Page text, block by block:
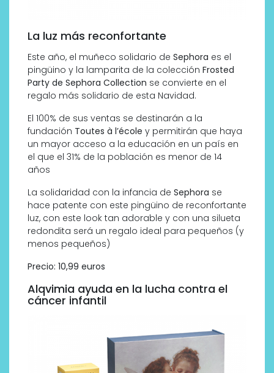
La luz más reconfortante
Este año, el muñeco solidario de Sephora es el
pingüino y la lamparita de la colección Frosted
Party de Sephora Collection se convierte en el
regalo más solidario de esta Navidad.
El 100% de sus ventas se destinarán a la
fundación Toutes à l’école y permitirán que haya
un mayor acceso a la educación en un país en
el que el 31% de la población es menor de 14
años
La solidaridad con la infancia de Sephora se
hace patente con este pingüino de reconfortante
luz, con este look tan adorable y con una silueta
redondita será un regalo ideal para pequeños (y
menos pequeños)
Precio: 10,99 euros
Alqvimia ayuda en la lucha contra el
cáncer infantil